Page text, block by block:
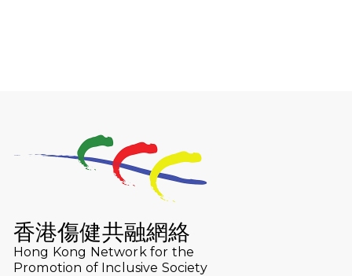
2025-09-08 渣打香港馬拉松2026 慈善計劃
Lockton Fearless Dragon Trail
Run 2025
2025-08-07 諾德 x 猛龍慈善共融音樂夜2025
香港傷健共融網絡
Hong Kong Network for the
Promotion of Inclusive Society